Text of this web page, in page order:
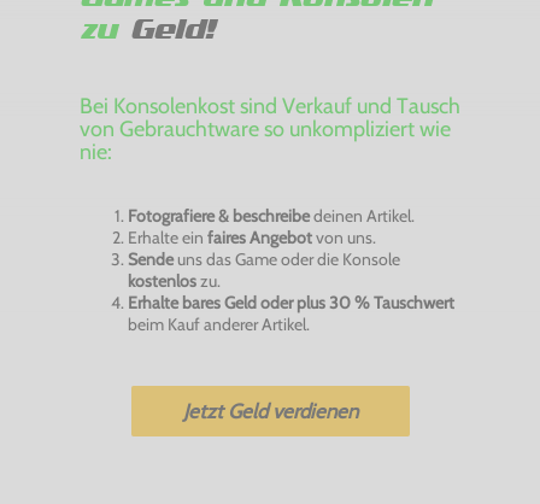
zuGeld!
Bei Konsolenkost sind Verkauf und Tausch
von Gebrauchtware so unkompliziert wie
nie:
Fotografiere & beschreibedeinen Artikel.
Erhalte ein faires Angebotvon uns.
Sendeuns das Game oder die Konsole
kostenloszu.
Erhalte bares Geld oder plus 30 % Tauschwert
beim Kauf anderer Artikel.
Jetzt Geld verdienen